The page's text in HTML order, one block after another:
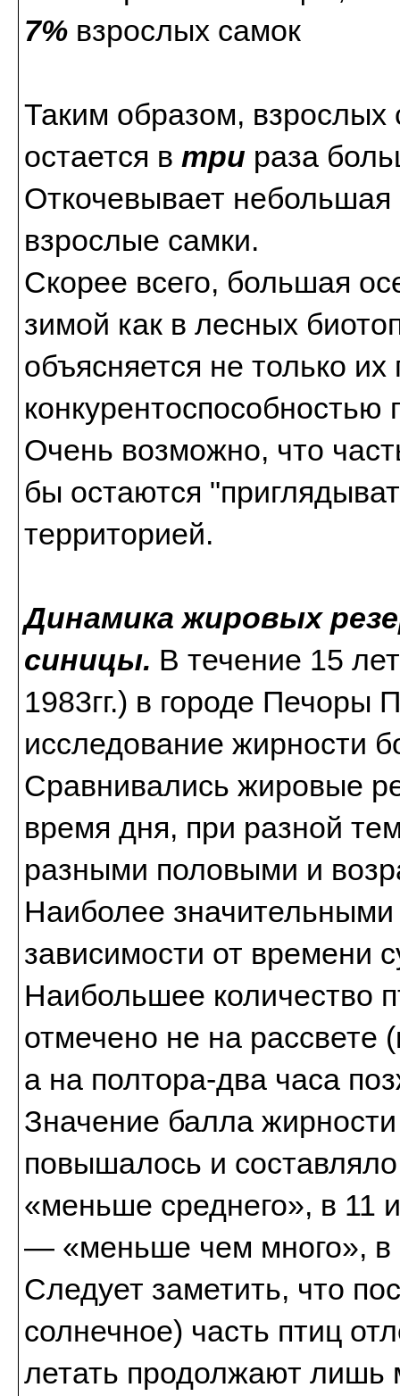
7% взрослых самок
Таким образом, взрослых
остается в три раза
Откочевывает
взрослые самки.
Скорее всего, большая
зимой как в лесных
объясняется не только
Очень возможно, что
бы остаются
территорией.
Динамика жировых
синицы. В течение 15
1983гг.) в городе Печоры
исследование жирности
Сравнивались жировые
время дня, при разной
разными половыми и
Наиболее
зависимости от времени
Наибольшее количество
отмечено не на
а на полтора-два часа
Значение балла
повышалось и
«меньше среднего», в 11
— «меньше чем много», в
Следует заметить, что
солнечное) часть птиц
летать продолжают